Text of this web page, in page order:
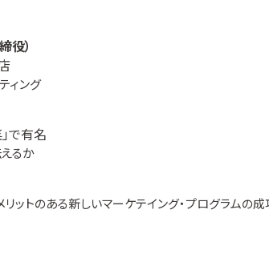
）
ィング
で有名
るか
トのある新しいマーケテイング・プログラムの